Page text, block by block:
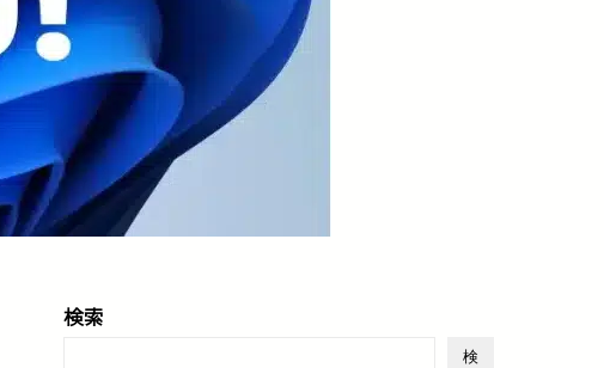
検索
検